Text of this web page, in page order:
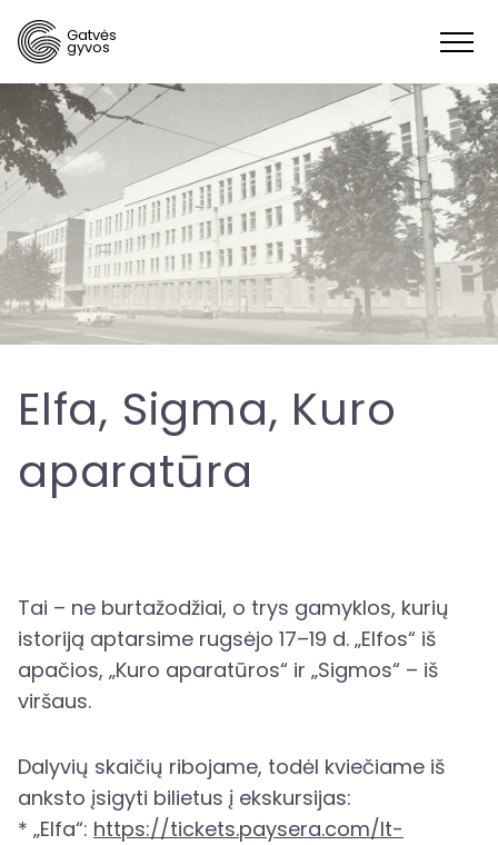
Gatvės
gyvos
Elfa, Sigma, Kuro
aparatūra
Tai – ne burtažodžiai, o trys gamyklos, kurių
istoriją aptarsime rugsėjo 17–19 d. „Elfos“ iš
apačios, „Kuro aparatūros“ ir „Sigmos“ – iš
viršaus.
Dalyvių skaičių ribojame, todėl kviečiame iš
anksto įsigyti bilietus į ekskursijas:
* „Elfa“: https://tickets.paysera.com/lt-